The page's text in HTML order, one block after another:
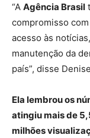
“A Agência Brasil
compromisso
acesso às
manutenção da
país”, disse
Ela lembrou os
atingiu mais de
milhões